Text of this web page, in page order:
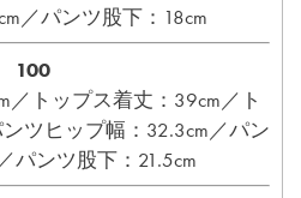
／パンツ股下：18cm
100
／トップス着丈：39cm／ト
ツヒップ幅：32.3cm／パン
パンツ股下：21.5cm